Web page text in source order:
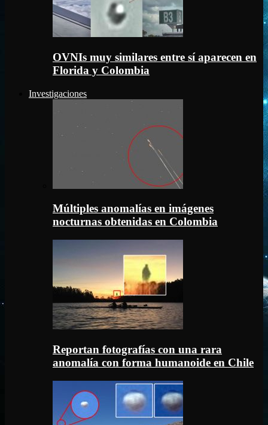
OVNIs muy similares entre sí aparecen en
Florida y Colombia
Investigaciones
Múltiples anomalías en imágenes
nocturnas obtenidas en Colombia
Reportan fotografías con una rara
anomalía con forma humanoide en Chile